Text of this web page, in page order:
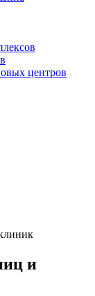
центров
и